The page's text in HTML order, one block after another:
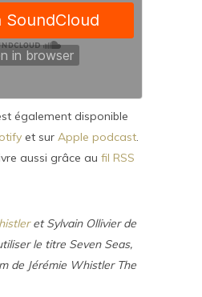
également disponible
et sur Apple podcast.
aussi grâce au fil RSS
et Sylvain Ollivier de
le titre Seven Seas,
de Jérémie Whistler The